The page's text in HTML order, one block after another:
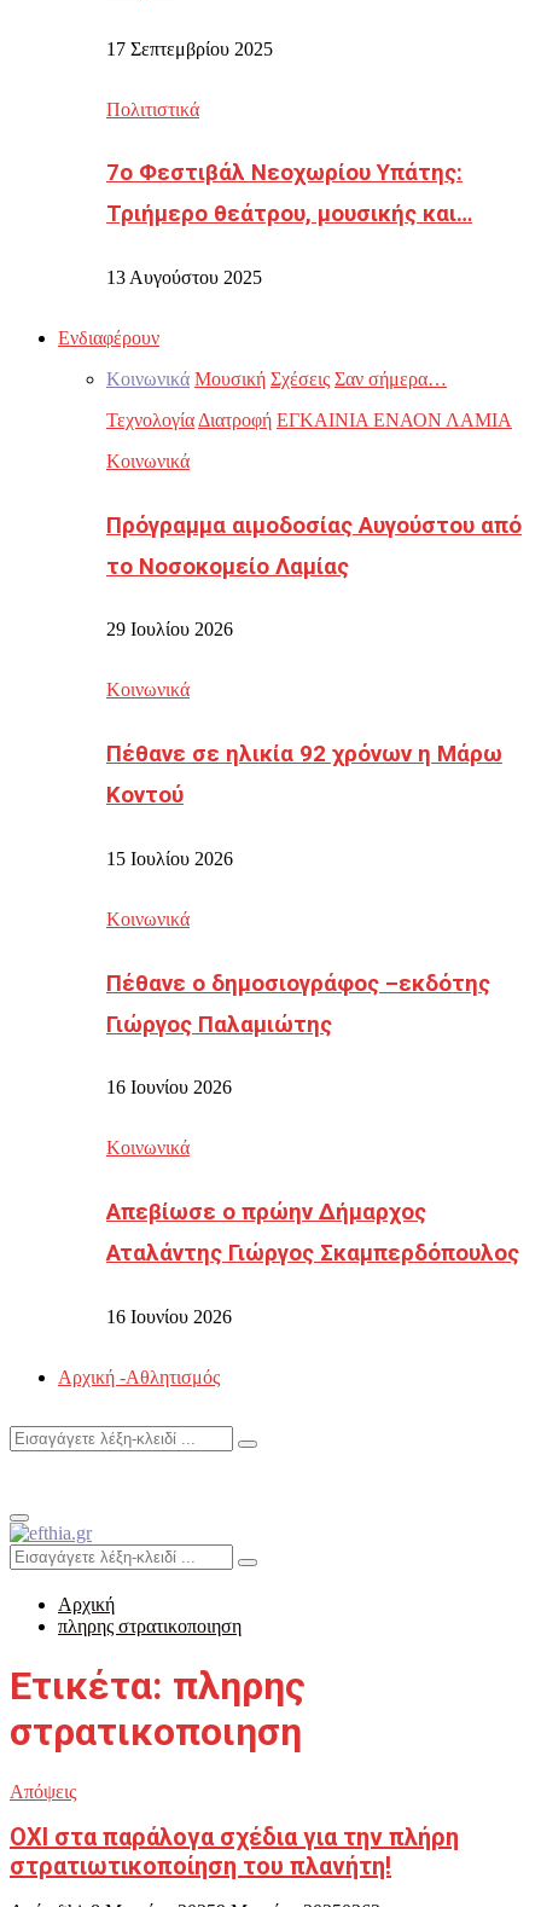
17 Σεπτεμβρίου 2025
Πολιτιστικά
7ο Φεστιβάλ Νεοχωρίου Υπάτης:
Τριήμερο θεάτρου, μουσικής και…
13 Αυγούστου 2025
Ενδιαφέρουν
Κοινωνικά Μουσική Σχέσεις Σαν σήμερα…
Τεχνολογία Διατροφή ΕΓΚΑΙΝΙΑ ΕΝΑΟΝ ΛΑΜΙΑ
Κοινωνικά
Πρόγραμμα αιμοδοσίας Αυγούστου από
το Νοσοκομείο Λαμίας
29 Ιουλίου 2026
Κοινωνικά
Πέθανε σε ηλικία 92 χρόνων η Μάρω
Κοντού
15 Ιουλίου 2026
Κοινωνικά
Πέθανε ο δημοσιογράφος –εκδότης
Γιώργος Παλαμιώτης
16 Ιουνίου 2026
Κοινωνικά
Απεβίωσε ο πρώην Δήμαρχος
Αταλάντης Γιώργος Σκαμπερδόπουλος
16 Ιουνίου 2026
Αρχική -Αθλητισμός
Search
Search
Primary
Menu
Search
for:
Search
Αρχική
πληρης στρατικοποιηση
Ετικέτα: πληρης
στρατικοποιηση
Απόψεις
ΟΧΙ στα παράλογα σχέδια για την πλήρη
στρατιωτικοποίηση του πλανήτη!